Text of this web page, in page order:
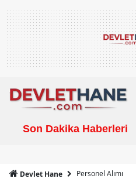
Son Dakika Haberleri
Devlet Hane Personel Alımı